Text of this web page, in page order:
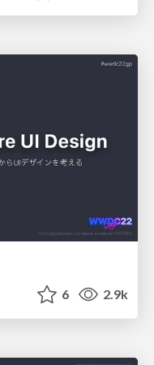
6 2.9k